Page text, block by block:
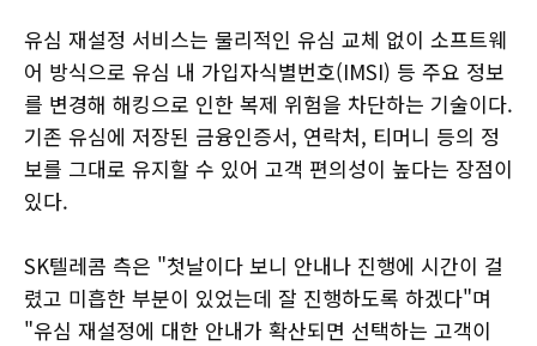
유심 재설정 서비스는 물리적인 유심 교체 없이 소프트웨
어 방식으로 유심 내 가입자식별번호(IMSI) 등 주요 정보
를 변경해 해킹으로 인한 복제 위험을 차단하는 기술이다.
기존 유심에 저장된 금융인증서, 연락처, 티머니 등의 정
보를 그대로 유지할 수 있어 고객 편의성이 높다는 장점이
있다.
SK텔레콤 측은 "첫날이다 보니 안내나 진행에 시간이 걸
렸고 미흡한 부분이 있었는데 잘 진행하도록 하겠다"며
"유심 재설정에 대한 안내가 확산되면 선택하는 고객이